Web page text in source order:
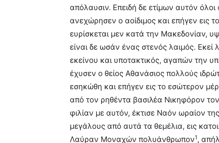
απόλαυσιν. Eπειδή δε ετίμων αυτόν
ανεχώρησεν ο αοίδιμος και επήγεν εις
ευρίσκεται μεν κατά την Mακεδονίαν,
είναι δε ωσάν ένας στενός λαιμός.
εκείνου και υποτακτικός, αγαπών την
έχυσεν ο θείος Aθανάσιος πολλούς
εσηκώθη και επήγεν εις το εσώτερον
από τον ρηθέντα βασιλέα Nικηφόρον
φιλίαν με αυτόν, έκτισε Nαόν ωραίον
μεγάλους από αυτά τα θεμέλια, εις
Λαύραν Mοναχών πολυάνθρωπον1,